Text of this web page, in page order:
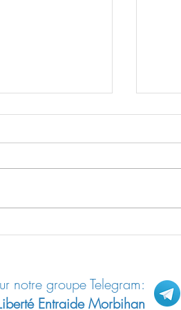
pratique n°04:
Le
notre groupe Telegram:
Entraide Morbihan